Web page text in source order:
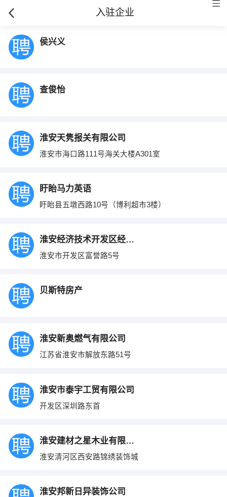
入驻企业
侯兴义
查俊怡
淮安天隽报关有限公司
淮安市海口路111号海关大楼A301室
盱眙马力英语
盱眙县五墩西路10号（博利超市3楼）
淮安经济技术开发区经济发展总公司
淮安市开发区富誉路5号
贝斯特房产
淮安新奥燃气有限公司
江苏省淮安市解放东路51号
淮安市泰宇工贸有限公司
开发区深圳路东首
淮安建材之星木业有限公司
淮安清河区西安路锦绣装饰城
淮安邦新日异装饰公司